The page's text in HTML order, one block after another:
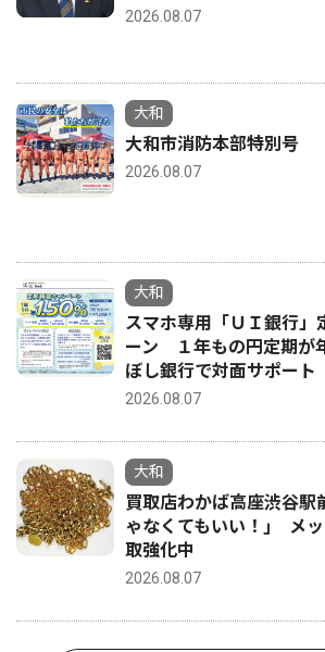
2026.08.07
大和
大和市消防本部特別号
2026.08.07
大和
スマホ専用「ＵＩ銀行」
ーン １年もの円定期が
ぼし銀行で対面サポート
2026.08.07
大和
買取店わかば高座渋谷
ゃなくてもいい！｣ メ
取強化中
2026.08.07